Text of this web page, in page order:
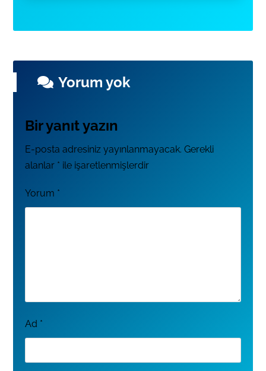
Yorum yok
Bir yanıt yazın
E-posta adresiniz yayınlanmayacak. Gerekli
alanlar * ile işaretlenmişlerdir
Yorum *
Ad *